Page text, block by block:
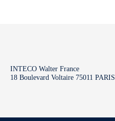
INTECO Walter France
18 Boulevard Voltaire 75011 PARIS